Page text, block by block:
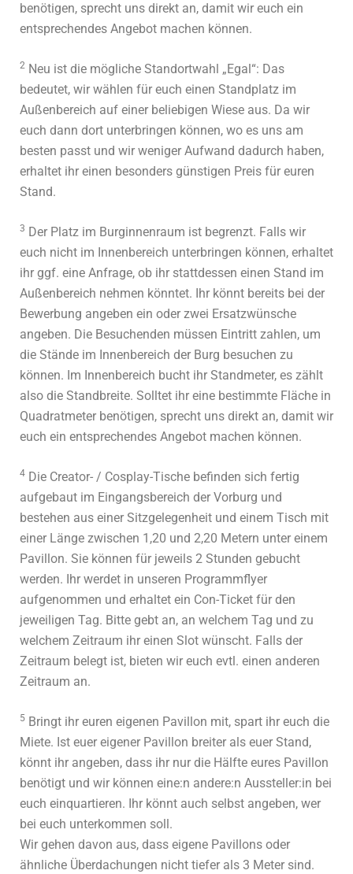
benötigen, sprecht uns direkt an, damit wir euch ein
entsprechendes Angebot machen können.
2 Neu ist die mögliche Standortwahl „Egal“: Das
bedeutet, wir wählen für euch einen Standplatz im
Außenbereich auf einer beliebigen Wiese aus. Da wir
euch dann dort unterbringen können, wo es uns am
besten passt und wir weniger Aufwand dadurch haben,
erhaltet ihr einen besonders günstigen Preis für euren
Stand.
3 Der Platz im Burginnenraum ist begrenzt. Falls wir
euch nicht im Innenbereich unterbringen können, erhaltet
ihr ggf. eine Anfrage, ob ihr stattdessen einen Stand im
Außenbereich nehmen könntet. Ihr könnt bereits bei der
Bewerbung angeben ein oder zwei Ersatzwünsche
angeben. Die Besuchenden müssen Eintritt zahlen, um
die Stände im Innenbereich der Burg besuchen zu
können. Im Innenbereich bucht ihr Standmeter, es zählt
also die Standbreite. Solltet ihr eine bestimmte Fläche in
Quadratmeter benötigen, sprecht uns direkt an, damit wir
euch ein entsprechendes Angebot machen können.
4 Die Creator- / Cosplay-Tische befinden sich fertig
aufgebaut im Eingangsbereich der Vorburg und
bestehen aus einer Sitzgelegenheit und einem Tisch mit
einer Länge zwischen 1,20 und 2,20 Metern unter einem
Pavillon. Sie können für jeweils 2 Stunden gebucht
werden. Ihr werdet in unseren Programmflyer
aufgenommen und erhaltet ein Con-Ticket für den
jeweiligen Tag. Bitte gebt an, an welchem Tag und zu
welchem Zeitraum ihr einen Slot wünscht. Falls der
Zeitraum belegt ist, bieten wir euch evtl. einen anderen
Zeitraum an.
5 Bringt ihr euren eigenen Pavillon mit, spart ihr euch die
Miete. Ist euer eigener Pavillon breiter als euer Stand,
könnt ihr angeben, dass ihr nur die Hälfte eures Pavillon
benötigt und wir können eine:n andere:n Aussteller:in bei
euch einquartieren. Ihr könnt auch selbst angeben, wer
bei euch unterkommen soll.
Wir gehen davon aus, dass eigene Pavillons oder
ähnliche Überdachungen nicht tiefer als 3 Meter sind.